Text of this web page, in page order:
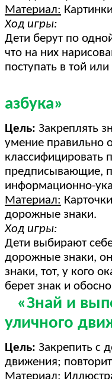
Материал:
Ход игры:
Дети берут по
что на них
поступать в той
азбука»
Цель: Закреплять
умение правильно
предписывающие,
информационно-
Материал:
дорожные знаки.
Ход игры:
Дети выбирают
дорожные знаки,
знаки, тот, у кого
берет знак и
«Знай и
уличного
Цель: Закрепить с
движения;